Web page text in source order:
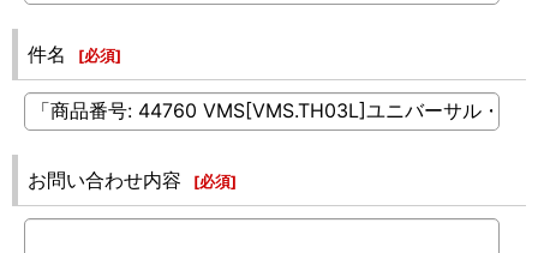
件名 [必須]
お問い合わせ内容 [必須]